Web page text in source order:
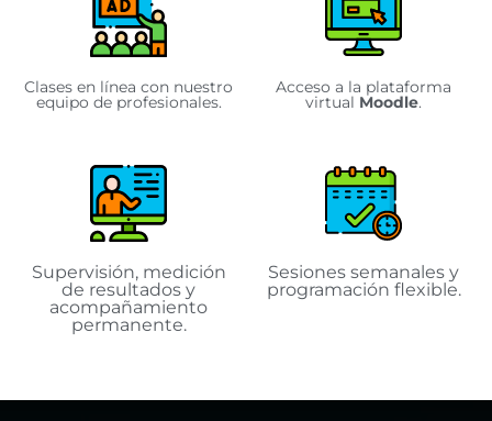
Clases en línea con nuestro
equipo de profesionales.
Acceso a la plataforma
virtual Moodle.
Supervisión, medición
de resultados y
acompañamiento
permanente.
Sesiones semanales y
programación flexible.